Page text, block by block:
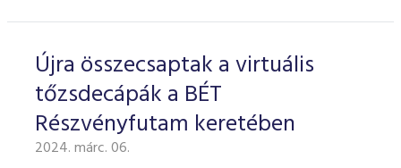
Újra összecsaptak a virtuális
tőzsdecápák a BÉT
Részvényfutam keretében
2024. márc. 06.